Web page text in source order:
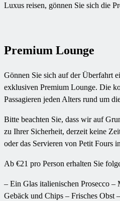
Luxus reisen, gönnen Sie sich die
Premium Lounge
Gönnen Sie sich auf der Überfahrt
exklusiven Premium Lounge. Die
Passagieren jeden Alters rund um
Bitte beachten Sie, dass wir auf
zu Ihrer Sicherheit, derzeit keine
oder das Servieren von Petit Fours
Ab €21 pro Person erhalten Sie
– Ein Glas italienischen Prosecco –
Gebäck und Chips – Frisches Obst